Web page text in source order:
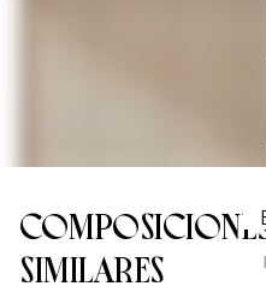
SIMILARES